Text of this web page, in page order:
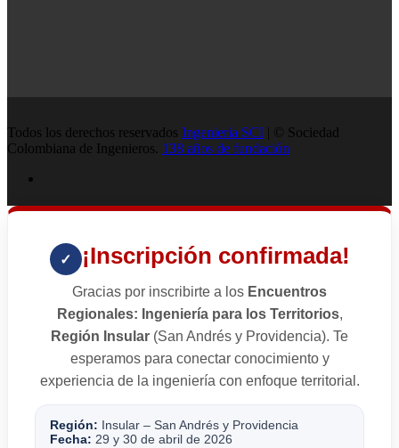
Todos los derechos reservados Ingenieria SCI | © Sociedad
Colombiana de Ingenieros. 138 años de fundación
✓ ¡Inscripción confirmada!
Gracias por inscribirte a los Encuentros
Regionales: Ingeniería para los Territorios,
Región Insular (San Andrés y Providencia). Te
esperamos para conectar conocimiento y
experiencia de la ingeniería con enfoque territorial.
Región: Insular – San Andrés y Providencia
Fecha: 29 y 30 de abril de 2026